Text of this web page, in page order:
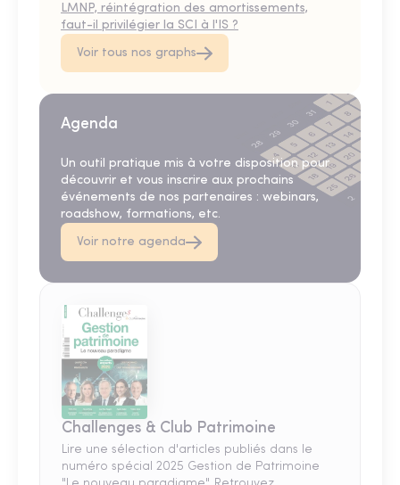
LMNP, réintégration des amortissements,
faut-il privilégier la SCI à l'IS ?
Voir tous nos graphs
Agenda
Un outil pratique mis à votre disposition pour
découvrir et vous inscrire aux prochains
événements de nos partenaires : webinars,
roadshow, formations, etc.
Voir notre agenda
Challenges & Club Patrimoine
Lire une sélection d'articles publiés dans le
numéro spécial 2025 Gestion de Patrimoine